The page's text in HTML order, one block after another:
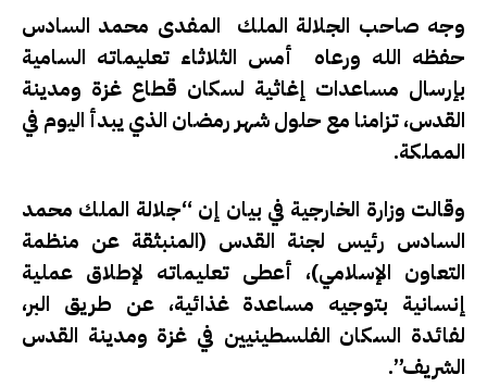
وجه صاحب الجلالة الملك المفدى محمد السادس
حفظه الله ورعاه أمس الثلاثاء تعليماته السامية
بإرسال مساعدات إغاثية لسكان قطاع غزة ومدينة
القدس، تزامنا مع حلول شهر رمضان الذي يبدأ اليوم في
المملكة.
وقالت وزارة الخارجية في بيان إن “جلالة الملك محمد
السادس رئيس لجنة القدس (المنبثقة عن منظمة
التعاون الإسلامي)، أعطى تعليماته لإطلاق عملية
إنسانية بتوجيه مساعدة غذائية، عن طريق البر،
لفائدة السكان الفلسطينيين في غزة ومدينة القدس
الشريف”.